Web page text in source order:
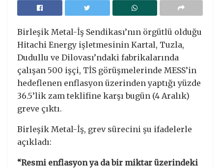
Birleşik Metal-İş Sendikası’nın örgütlü olduğu
Hitachi Energy işletmesinin Kartal, Tuzla,
Dudullu ve Dilovası’ndaki fabrikalarında
çalışan 500 işçi, TİS görüşmelerinde MESS’in
hedeflenen enflasyon üzerinden yaptığı yüzde
36.5’lik zam teklifine karşı bugün (4 Aralık)
greve çıktı.
Birleşik Metal-İş, grev sürecini şu ifadelerle
açıkladı:
“Resmi enflasyon ya da bir miktar üzerindeki